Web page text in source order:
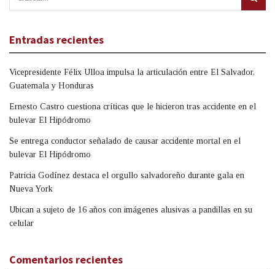
Entradas recientes
Vicepresidente Félix Ulloa impulsa la articulación entre El Salvador,
Guatemala y Honduras
Ernesto Castro cuestiona críticas que le hicieron tras accidente en el
bulevar El Hipódromo
Se entrega conductor señalado de causar accidente mortal en el
bulevar El Hipódromo
Patricia Godínez destaca el orgullo salvadoreño durante gala en
Nueva York
Ubican a sujeto de 16 años con imágenes alusivas a pandillas en su
celular
Comentarios recientes